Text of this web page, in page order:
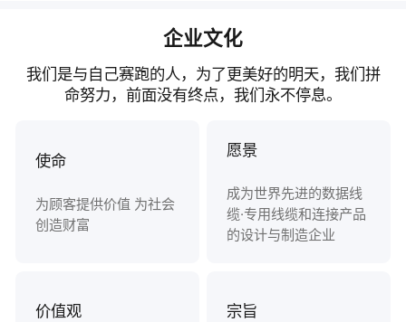
企业文化
我们是与自己赛跑的人，为了更美好的明天，我们拼
命努力，前面没有终点，我们永不停息。
使命
为顾客提供价值 为社会
创造财富
愿景
成为世界先进的数据线
缆·专用线缆和连接产品
的设计与制造企业
价值观 宗旨